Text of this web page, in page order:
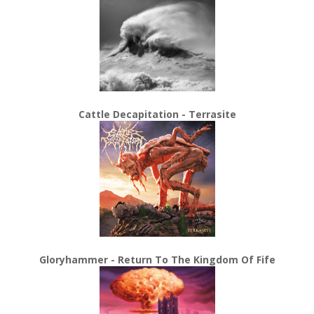
Cattle Decapitation - Terrasite
Gloryhammer - Return To The Kingdom Of Fife